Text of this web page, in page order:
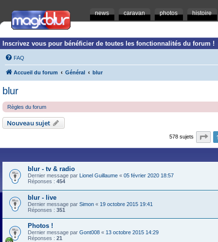
news caravan photos histoire
Inscrivez vous pour bénéficier de toutes les fonctionnalités du forum !
FAQ
Accueil du forum Général blur
blur
Règles du forum
Nouveau sujet
578 sujets
blur - tv & radio
Dernier message par Lionel Guillaume « 05 février 2020 18:57
Réponses : 454
blur - live
Dernier message par Simon « 19 octobre 2015 19:41
Réponses : 351
Photos !
Dernier message par Gont008 « 13 octobre 2015 14:29
Réponses : 21